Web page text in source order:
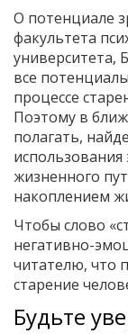
О потенциале
факультета
университета,
все
процессе
Поэтому в
полагать,
жизненного
накоплением
Чтобы слово
негативно-
читателю, что
старение
Будьте